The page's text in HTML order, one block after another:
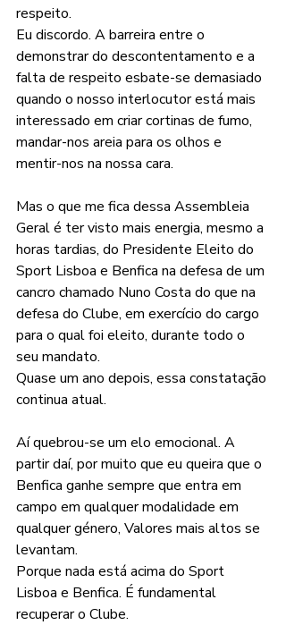
respeito.
Eu discordo. A barreira entre o
demonstrar do descontentamento e a
falta de respeito esbate-se demasiado
quando o nosso interlocutor está mais
interessado em criar cortinas de fumo,
mandar-nos areia para os olhos e
mentir-nos na nossa cara.
Mas o que me fica dessa Assembleia
Geral é ter visto mais energia, mesmo a
horas tardias, do Presidente Eleito do
Sport Lisboa e Benfica na defesa de um
cancro chamado Nuno Costa do que na
defesa do Clube, em exercício do cargo
para o qual foi eleito, durante todo o
seu mandato.
Quase um ano depois, essa constatação
continua atual.
Aí quebrou-se um elo emocional. A
partir daí, por muito que eu queira que o
Benfica ganhe sempre que entra em
campo em qualquer modalidade em
qualquer género, Valores mais altos se
levantam.
Porque nada está acima do Sport
Lisboa e Benfica. É fundamental
recuperar o Clube.